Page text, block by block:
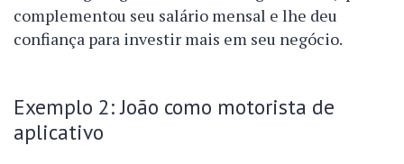
complementou seu salário mensal e lhe deu
confiança para investir mais em seu negócio.
Exemplo 2: João como motorista de
aplicativo